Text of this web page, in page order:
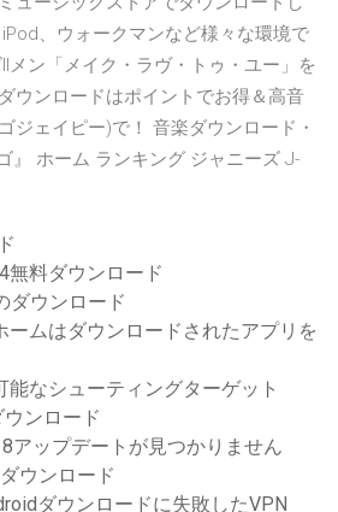
、ウォークマンなど様々な環境で
メン「メイク・ラヴ・トゥ・ユー」を
ウンロードはポイントでお得＆高音
ジェイピー)で！ 音楽ダウンロード・
』 ホーム ランキング ジャニーズ J-
無料ダウンロード
ダウンロード
ームはダウンロードされたアプリを
なシューティングターゲット
ンロード
アップデートが見つかりません
ウンロード
ダウンロードに失敗したVPN